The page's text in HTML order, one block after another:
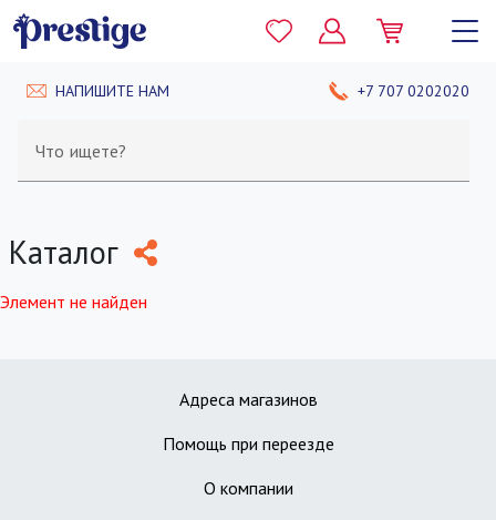
НАПИШИТЕ НАМ +7 707 0202020
Что ищете?
Каталог
Элемент не найден
Адреса магазинов
Помощь при переезде
О компании